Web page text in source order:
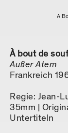
A
À bout de
Außer Atem
Frankreich
Regie: Jean-
35mm |
Untertiteln